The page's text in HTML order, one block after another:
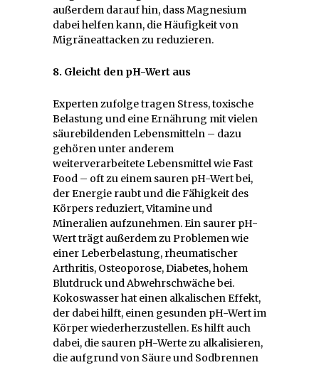
außerdem darauf hin, dass Magnesium
dabei helfen kann, die Häufigkeit von
Migräneattacken zu reduzieren.
8. Gleicht den pH-Wert aus
Experten zufolge tragen Stress, toxische
Belastung und eine Ernährung mit vielen
säurebildenden Lebensmitteln – dazu
gehören unter anderem
weiterverarbeitete Lebensmittel wie Fast
Food – oft zu einem sauren pH-Wert bei,
der Energie raubt und die Fähigkeit des
Körpers reduziert, Vitamine und
Mineralien aufzunehmen. Ein saurer pH-
Wert trägt außerdem zu Problemen wie
einer Leberbelastung, rheumatischer
Arthritis, Osteoporose, Diabetes, hohem
Blutdruck und Abwehrschwäche bei.
Kokoswasser hat einen alkalischen Effekt,
der dabei hilft, einen gesunden pH-Wert im
Körper wiederherzustellen. Es hilft auch
dabei, die sauren pH-Werte zu alkalisieren,
die aufgrund von Säure und Sodbrennen